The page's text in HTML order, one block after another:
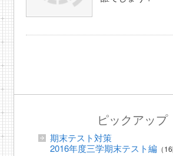
ピックアップ
期末テスト対策
2016年度三学期末テスト編（16